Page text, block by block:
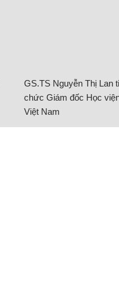
GS.TS Nguyễn Thị Lan
chức Giám đốc Học
Việt Nam